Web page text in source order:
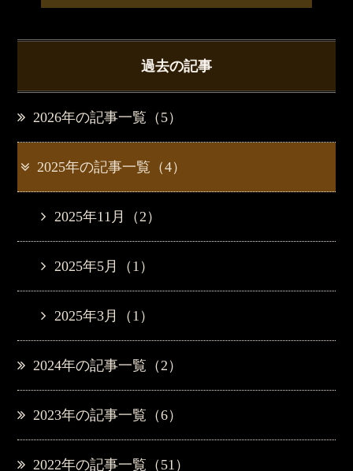
過去の記事
2026年の記事一覧（5）
2025年の記事一覧（4）
2025年11月（2）
2025年5月（1）
2025年3月（1）
2024年の記事一覧（2）
2023年の記事一覧（6）
2022年の記事一覧（51）